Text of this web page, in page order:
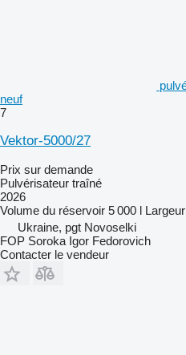
neuf
7
Vektor-5000/27
Prix sur demande
Pulvérisateur traîné
2026
Volume du réservoir 5 000 l
Ukraine, pgt Novoselki
FOP Soroka Igor Fedorovich
Contacter le vendeur